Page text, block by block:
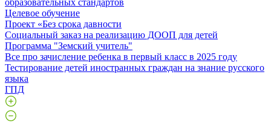
Целевое обучение
Проект «Без срока давности
Социальный заказ на реализацию ДООП для детей
Программа "Земский учитель"
Все про зачисление ребенка в первый класс в 2025 году
Тестирование детей иностранных граждан на знание русского
языка
ГПД